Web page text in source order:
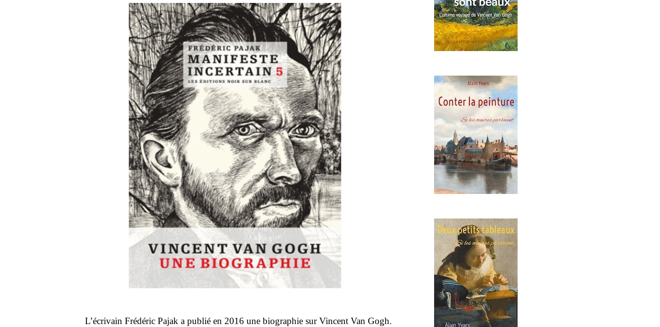
L’écrivain Frédéric Pajak a publié en 2016 une biographie sur Vincent Van Gogh.